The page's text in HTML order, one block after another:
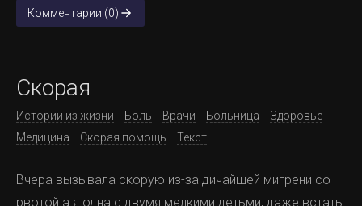
Комментарии (0)
Скорая
Истории из жизни Боль Врачи Больница
Здоровье
Медицина
Скорая помощь Текст
Вчера вызывала скорую из-за дичайшей мигрени со
рвотой а я одна с двумя мелкими детьми, даже встать